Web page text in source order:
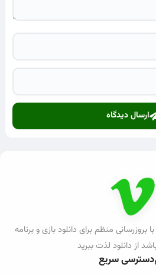
ارسال دیدگاه
منظم برای دانلود بازی و برنامه
از دانلود لذت ببرید
دسترسی سریع